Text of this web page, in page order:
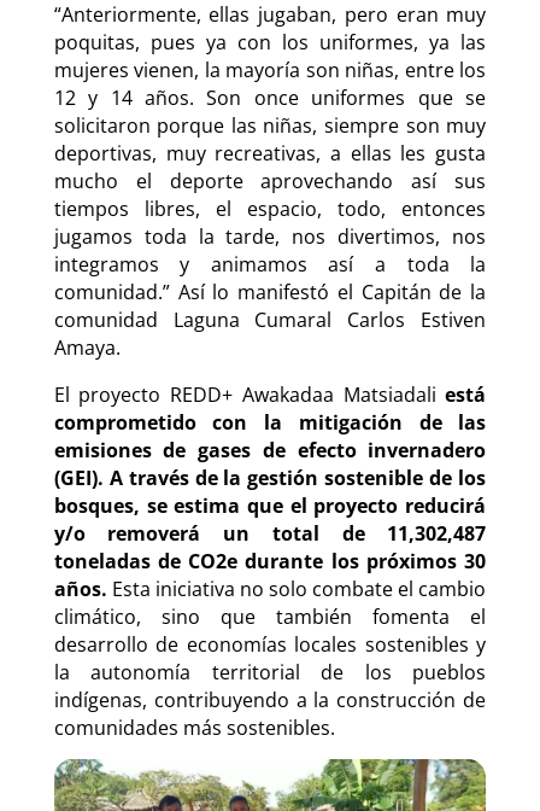
“Anteriormente, ellas jugaban, pero eran muy
poquitas, pues ya con los uniformes, ya las
mujeres vienen, la mayoría son niñas, entre los
12 y 14 años. Son once uniformes que se
solicitaron porque las niñas, siempre son muy
deportivas, muy recreativas, a ellas les gusta
mucho el deporte aprovechando así sus
tiempos libres, el espacio, todo, entonces
jugamos toda la tarde, nos divertimos, nos
integramos y animamos así a toda la
comunidad.” Así lo manifestó el Capitán de la
comunidad Laguna Cumaral Carlos Estiven
Amaya.
El proyecto REDD+ Awakadaa Matsiadaliestá
comprometido con la mitigación de las
emisiones de gases de efecto invernadero
(GEI). A través de la gestión sostenible de los
bosques, se estima que el proyecto reducirá
y/o removerá un total de 11,302,487
toneladas de CO2e durante los próximos 30
años. Esta iniciativa no solo combate el cambio
climático, sino que también fomenta el
desarrollo de economías locales sostenibles y
la autonomía territorial de los pueblos
indígenas, contribuyendo a la construcción de
comunidades más sostenibles.